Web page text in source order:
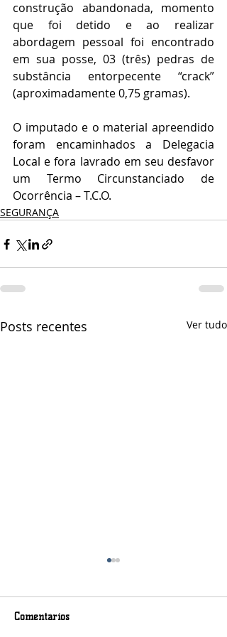
construção abandonada, momento
que foi detido e ao realizar
abordagem pessoal foi encontrado
em sua posse, 03 (três) pedras de
substância entorpecente “crack”
(aproximadamente 0,75 gramas).
O imputado e o material apreendido
foram encaminhados a Delegacia
Local e fora lavrado em seu desfavor
um Termo Circunstanciado de
Ocorrência – T.C.O.
SEGURANÇA
Posts recentes Ver tudo
Comentários